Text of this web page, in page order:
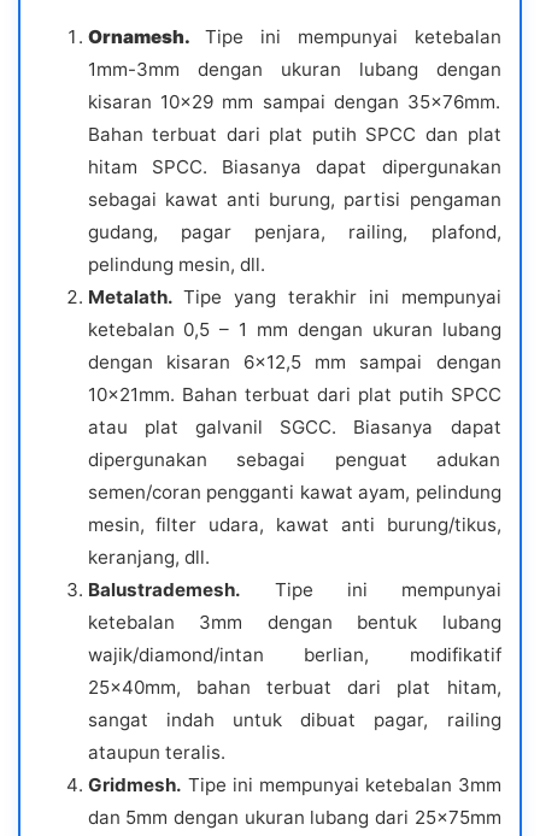
Ornamesh.Tipe ini mempunyai ketebalan
1mm-3mm dengan ukuran lubang dengan
kisaran 10×29 mm sampai dengan 35x76mm.
Bahan terbuat dari plat putih SPCC dan plat
hitam SPCC. Biasanya dapat dipergunakan
sebagai kawat anti burung, partisi pengaman
gudang, pagar penjara, railing, plafond,
pelindung mesin, dll.
Metalath.Tipe yang terakhir ini mempunyai
ketebalan 0,5 – 1 mm dengan ukuran lubang
dengan kisaran 6×12,5 mm sampai dengan
10x21mm. Bahan terbuat dari plat putih SPCC
atau plat galvanil SGCC. Biasanya dapat
dipergunakan sebagai penguat adukan
semen/coran pengganti kawat ayam, pelindung
mesin, filter udara, kawat anti burung/tikus,
keranjang, dll.
Balustrademesh. Tipe ini mempunyai
ketebalan 3mm dengan bentuk lubang
wajik/diamond/intan berlian, modifikatif
25x40mm, bahan terbuat dari plat hitam,
sangat indah untuk dibuat pagar, railing
ataupun teralis.
Gridmesh. Tipe ini mempunyai ketebalan 3mm
dan 5mm dengan ukuran lubang dari 25x75mm